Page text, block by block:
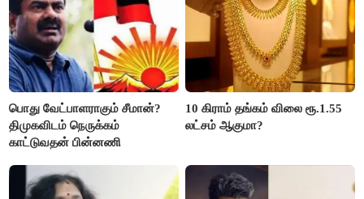
பொது வேட்பாளராகும் சீமான்?
திமுகவிடம் நெருக்கம்
காட்டுவதன் பின்னணி
10 கிராம் தங்கம் விலை ரூ.1.55
லட்சம் ஆகுமா?